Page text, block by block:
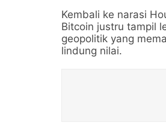
Kembali ke narasi
Bitcoin justru tampil
geopolitik yang
lindung nilai.